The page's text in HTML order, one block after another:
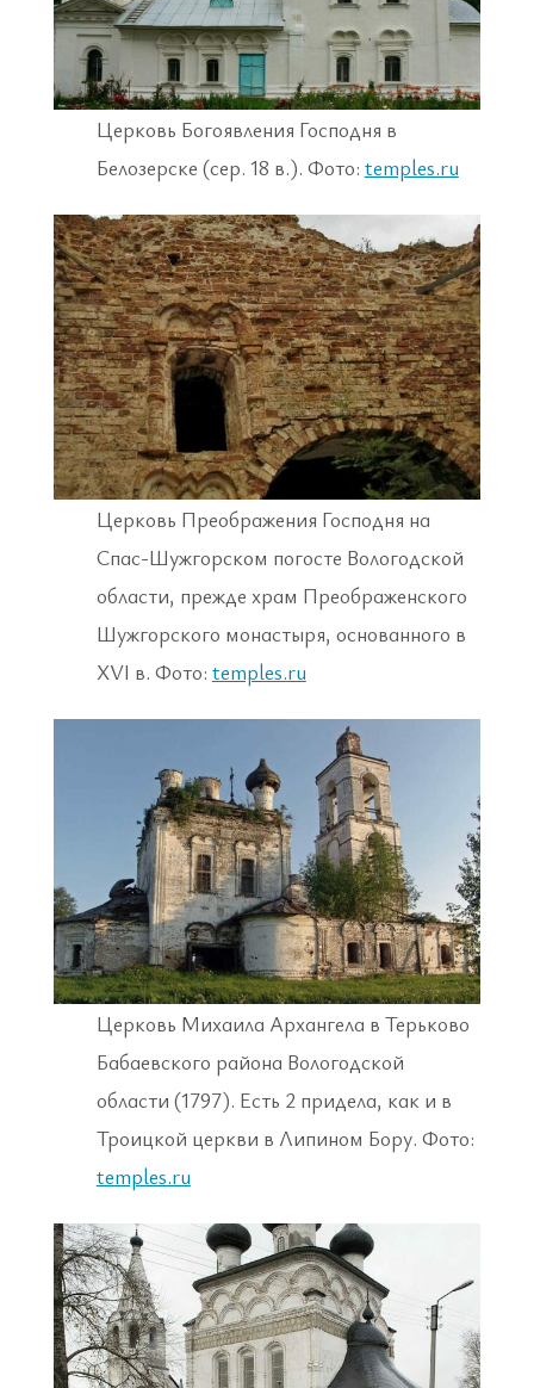
Церковь Богоявления Господня в
Белозерске (сер. 18 в.). Фото: temples.ru
Церковь Преображения Господня на
Спас-Шужгорском погосте Вологодской
области, прежде храм Преображенского
Шужгорского монастыря, основанного в
XVI в. Фото: temples.ru
Церковь Михаила Архангела в Терьково
Бабаевского района Вологодской
области (1797). Есть 2 придела, как и в
Троицкой церкви в Липином Бору. Фото:
temples.ru